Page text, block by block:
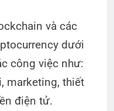
và các
dưới
công việc như:
marketing, thiết
điện tử.